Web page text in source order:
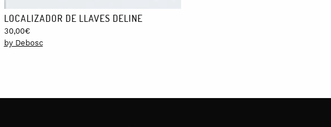
LOCALIZADOR DE LLAVES DELINE
30,00€
by Debosc